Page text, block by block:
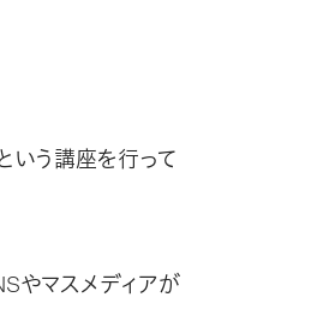
いう講座を行って
やマスメディアが